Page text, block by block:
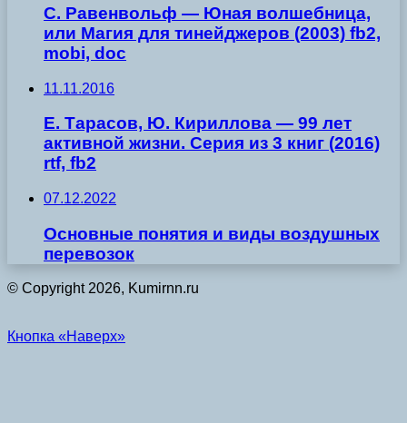
С. Равенвольф — Юная волшебница,
или Магия для тинейджеров (2003) fb2,
mobi, doc
11.11.2016
Е. Тарасов, Ю. Кириллова — 99 лет
активной жизни. Серия из 3 книг (2016)
rtf, fb2
07.12.2022
Основные понятия и виды воздушных
перевозок
© Copyright 2026, Kumirnn.ru
Кнопка «Наверх»